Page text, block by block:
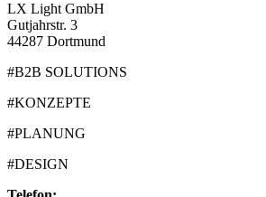
LX Light GmbH
Gutjahrstr. 3
44287 Dortmund
#B2B SOLUTIONS
#KONZEPTE
#PLANUNG
#DESIGN